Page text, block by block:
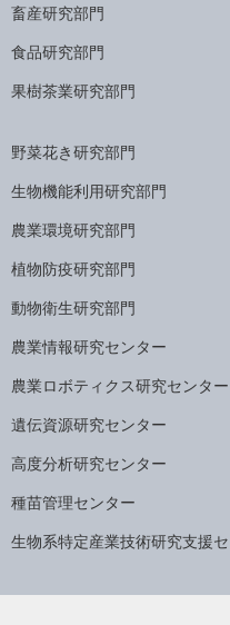
畜産研究部門
食品研究部門
果樹茶業研究部門
野菜花き研究部門
生物機能利用研究部門
農業環境研究部門
植物防疫研究部門
動物衛生研究部門
農業情報研究センター
農業ロボティクス研究センター
遺伝資源研究センター
高度分析研究センター
種苗管理センター
生物系特定産業技術研究支援